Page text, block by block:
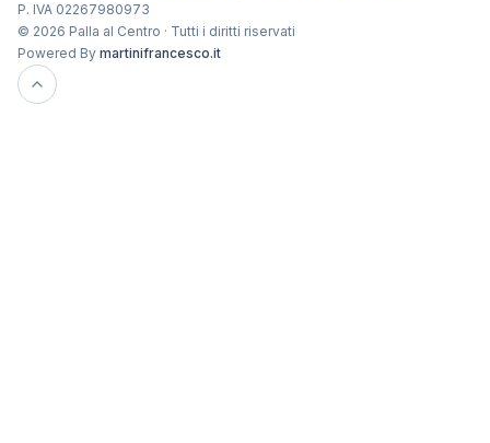
P. IVA 02267980973
© 2026 Palla al Centro · Tutti i diritti riservati
Powered By martinifrancesco.it